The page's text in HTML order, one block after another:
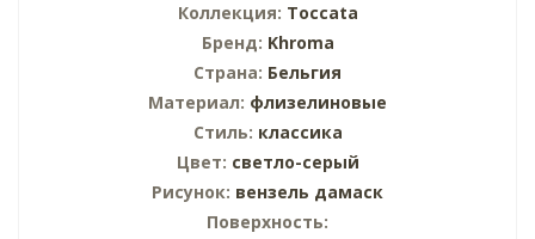
Коллекция: Toccata
Бренд: Khroma
Страна: Бельгия
Материал: флизелиновые
Стиль: классика
Цвет: светло-серый
Рисунок: вензель дамаск
Поверхность: